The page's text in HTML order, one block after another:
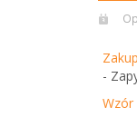
-
Wzór